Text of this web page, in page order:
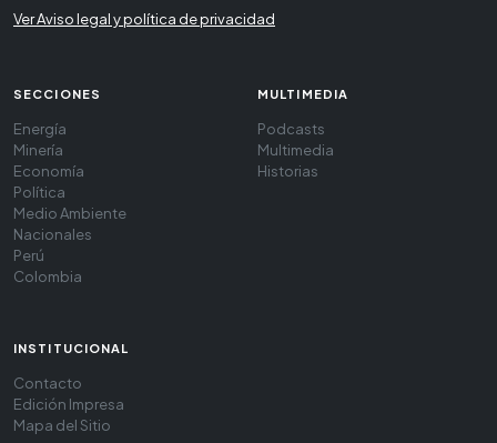
Ver Aviso legal y política de privacidad
SECCIONES
Energía
Minería
Economía
Política
Medio Ambiente
Nacionales
Perú
Colombia
MULTIMEDIA
Podcasts
Multimedia
Historias
INSTITUCIONAL
Contacto
Edición Impresa
Mapa del Sitio